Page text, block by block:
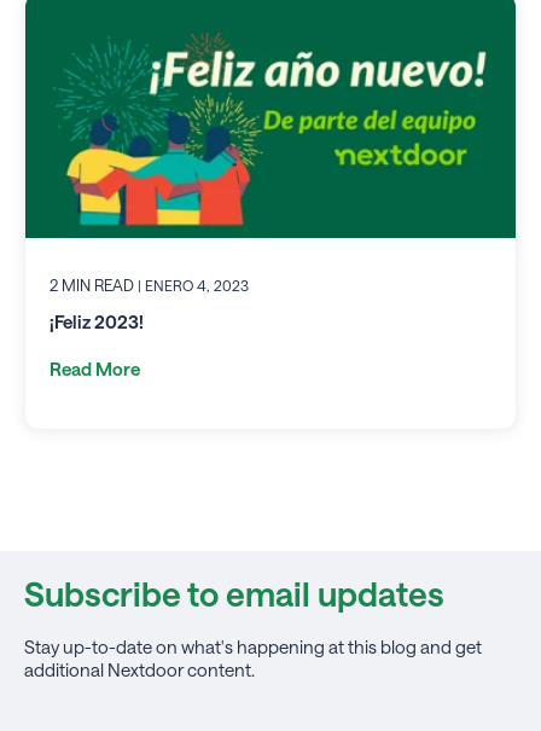
2 MIN READ | ENERO 4, 2023
¡Feliz 2023!
Read More
Subscribe to email updates
Stay up-to-date on what's happening at this blog and get
additional Nextdoor content.